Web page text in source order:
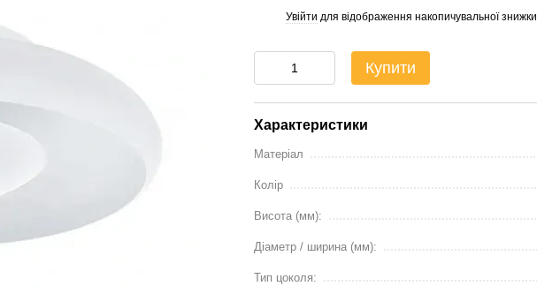
Увійти для відображення накопичувальної знижки
Купити
Характеристики
Матеріал
Колір
Висота (мм):
Діаметр / ширина (мм):
Тип цоколя: